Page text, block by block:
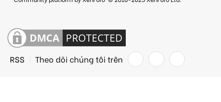
RSS Theo dõi chúng tôi trên